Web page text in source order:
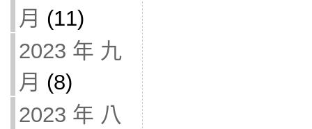
月 (11)
2023 年 九
月 (8)
2023 年 八